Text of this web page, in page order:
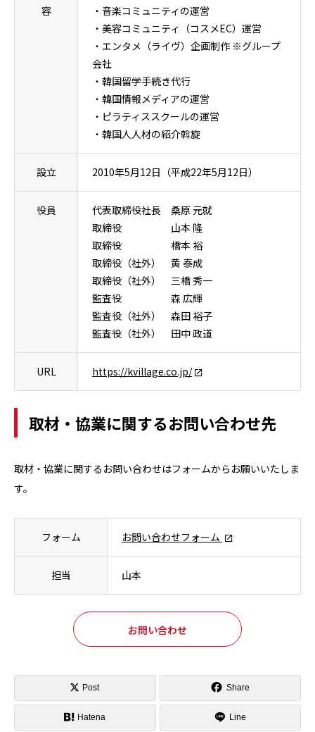
容
・音楽コミュニティの運営
・美容コミュニティ（コスメEC）運営
・エンタメ（ライヴ）企画制作 ※グループ
会社
・韓国留学手続き代行
・韓国情報メディアの運営
・ピラティススクールの運営
・韓国人人材の紹介斡旋
設立 2010年5月12日（平成22年5月12日）
役員
代表取締役社長 桑原 元就
取締役 山本 隆
取締役 橋本 裕
取締役（社外） 黄 泰成
取締役（社外） 三橋 秀一
監査役 森 広輝
監査役（社外） 森田 裕子
監査役（社外） 田中 政道
URL https://kvillage.co.jp/
取材・協業に関するお問い合わせ先
取材・協業に関するお問い合わせはフォームからお願いいたしま
す。
フォーム お問い合わせフォーム
担当 山本
お問い合わせ
Post Share
Hatena Line